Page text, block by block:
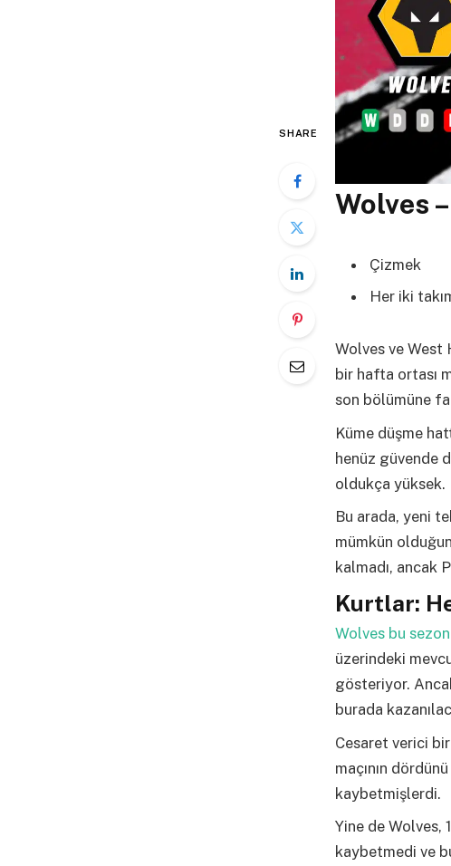
SHARE
Wolves
Çizmek
Her iki
Wolves ve West
bir hafta ortası
son bölümüne
Küme düşme
henüz güvende
oldukça yüksek.
Bu arada, yeni
mümkün
kalmadı, ancak
Kurtlar:
Wolves bu
üzerindeki
gösteriyor.
burada
Cesaret verici bir
maçının
kaybetmişlerdi.
Yine de Wolves,
kaybetmedi ve